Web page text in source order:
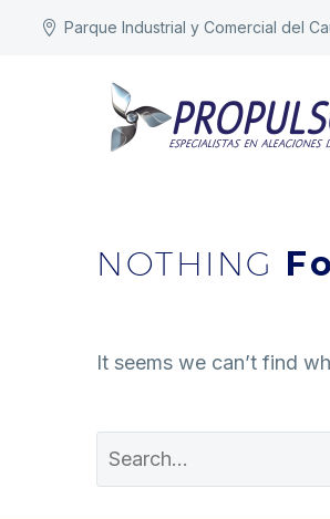
Parque Industrial y Comercial del
NOTHING
It seems we can’t find